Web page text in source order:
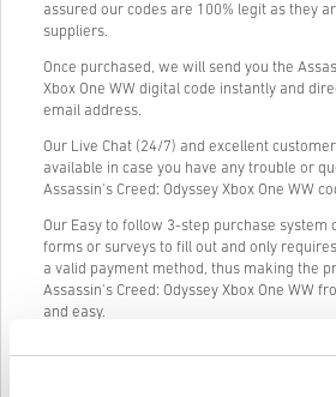
assured our codes are 100% legit as they
suppliers.
Once purchased, we will send you the
Xbox One WW digital code instantly and
email address.
Our Live Chat (24/7) and excellent
available in case you have any trouble or
Assassin's Creed: Odyssey Xbox One WW
Our Easy to follow 3-step purchase system
forms or surveys to fill out and only
a valid payment method, thus making the
Assassin's Creed: Odyssey Xbox One WW
and easy.